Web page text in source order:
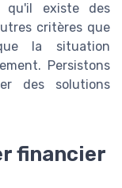
qu'il existe des
critères que
la situation
Persistons
des solutions
financier